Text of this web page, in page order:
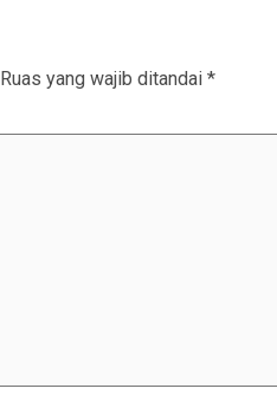
Ruas yang wajib ditandai *